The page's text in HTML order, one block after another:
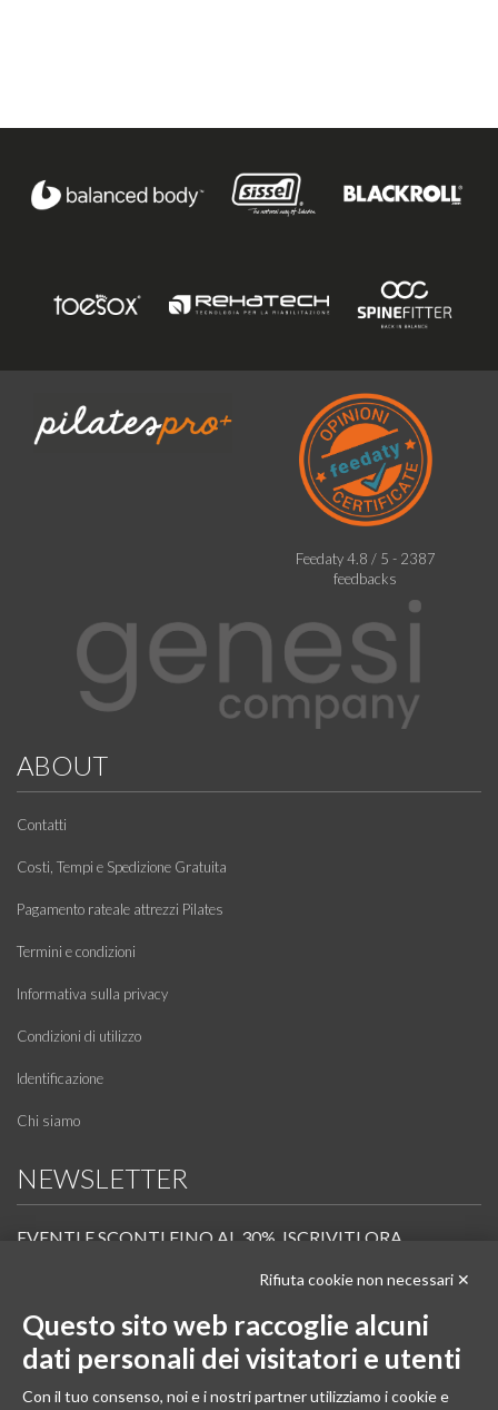
Feedaty4.8 / 5 - 2387
feedbacks
ABOUT
Contatti
Costi, Tempi e Spedizione Gratuita
Pagamento rateale attrezzi Pilates
Termini e condizioni
Informativa sulla privacy
Condizioni di utilizzo
Identificazione
Chi siamo
NEWSLETTER
EVENTI E SCONTI FINO AL 30%. ISCRIVITI ORA.
Scopri in anteprima i nuovi prodotti, le promozioni riservate ai professionisti e resta
Iscrivi alla Newsletter
SEGUICI
Rifiuta cookie non necessari ✕
Questo sito web raccoglie alcuni
dati personali dei visitatori e utenti
Con il tuo consenso, noi e i nostri partner utilizziamo i cookie e